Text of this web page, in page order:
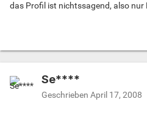
das Profil ist nichtssagend, also nur
Se****
Geschrieben April 17, 2008